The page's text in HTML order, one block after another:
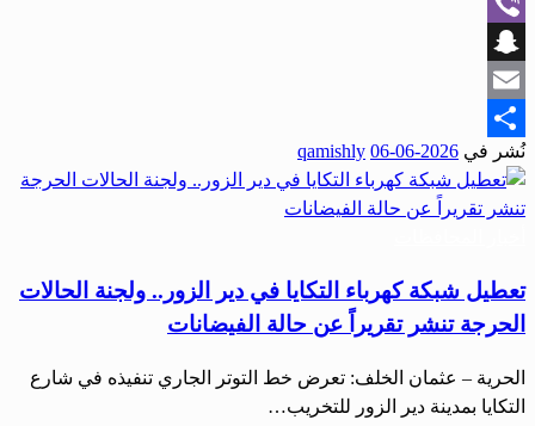
Viber
Snapchat
Email
Share
نُشر في 2026-06-06
qamishly
تعطيل شبكة كهرباء التكايا في دير الزور.. ولجنة الحالات
الحرجة تنشر تقريراً عن حالة الفيضانات
الحرية – عثمان الخلف: تعرض خط التوتر الجاري تنفيذه في شارع
التكايا بمدينة دير الزور للتخريب…